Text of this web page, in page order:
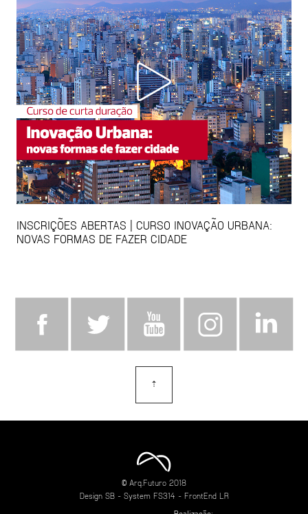
INSCRIÇÕES ABERTAS | CURSO INOVAÇÃO URBANA:
NOVAS FORMAS DE FAZER CIDADE
⇡
© Arq.Futuro 2018
Design SB- System FS314 - FrontEnd LR